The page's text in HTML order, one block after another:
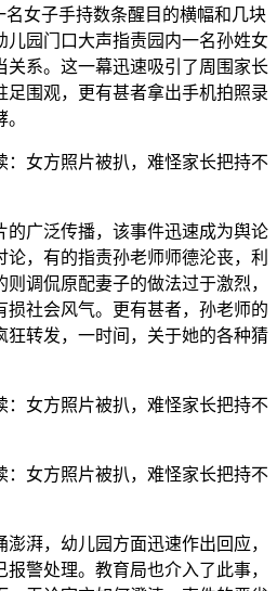
名女子手持数条醒目的横幅和几块
儿园门口大声指责园内一名孙姓女
关系。这一幕迅速吸引了周围家长
足围观，更有甚者拿出手机拍照录
的广泛传播，该事件迅速成为舆论
，有的指责孙老师师德沦丧，利
调侃原配妻子的做法过于激烈，
损社会风气。更有甚者，孙老师的
狂转发，一时间，关于她的各种猜
湃，幼儿园方面迅速作出回应，
警处理。教育局也介入了此事，